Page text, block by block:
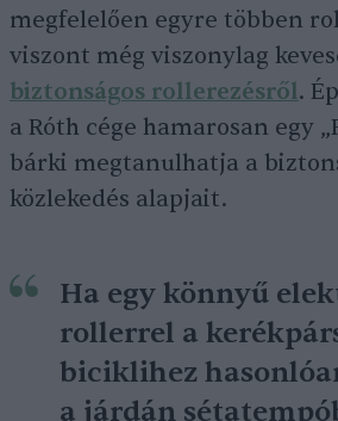
megfelelően egyre többen
viszont még viszonylag
biztonságos rollerezésről.
a Róth cége hamarosan egy
bárki megtanulhatja a
közlekedés alapjait.
Ha egy könnyű
rollerrel a
biciklihez
a járdán